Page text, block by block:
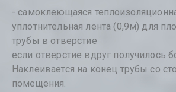
- самоклеющаяся
уплотнительная лента (0,9м) для
трубы в отверстие
если отверстие вдруг получилось
Наклеивается на конец трубы со
помещения.